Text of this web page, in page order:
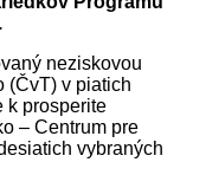
neziskovou
(ČvT) v piatich
k prosperite
– Centrum pre
vybraných